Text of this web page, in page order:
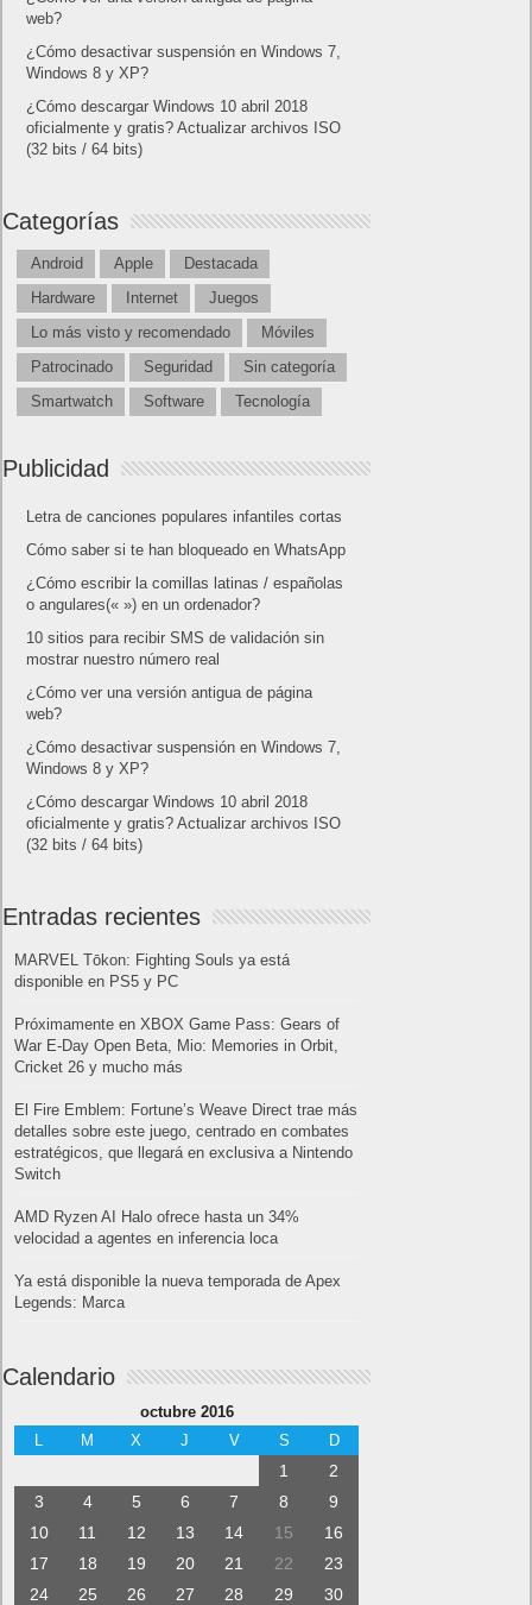
web?
¿Cómo desactivar suspensión en Windows 7,
Windows 8 y XP?
¿Cómo descargar Windows 10 abril 2018
oficialmente y gratis? Actualizar archivos ISO
(32 bits / 64 bits)
Categorías
Android Apple
Destacada
Hardware
Internet
Juegos
Lo más visto y recomendado
Móviles
Patrocinado
Seguridad
Sin categoría
Smartwatch
Software Tecnología
Publicidad
Letra de canciones populares infantiles cortas
Cómo saber si te han bloqueado en WhatsApp
¿Cómo escribir la comillas latinas / españolas
o angulares(« ») en un ordenador?
10 sitios para recibir SMS de validación sin
mostrar nuestro número real
¿Cómo ver una versión antigua de página
web?
¿Cómo desactivar suspensión en Windows 7,
Windows 8 y XP?
¿Cómo descargar Windows 10 abril 2018
oficialmente y gratis? Actualizar archivos ISO
(32 bits / 64 bits)
Entradas recientes
MARVEL Tōkon: Fighting Souls ya está
disponible en PS5 y PC
Próximamente en XBOX Game Pass: Gears of
War E-Day Open Beta, Mio: Memories in Orbit,
Cricket 26 y mucho más
El Fire Emblem: Fortune’s Weave Direct trae más
detalles sobre este juego, centrado en combates
estratégicos, que llegará en exclusiva a Nintendo
Switch
AMD Ryzen AI Halo ofrece hasta un 34%
velocidad a agentes en inferencia loca
Ya está disponible la nueva temporada de Apex
Legends: Marca
Calendario
octubre 2016
L
M X J V S D
1
2
3
4 5 6 7 8
9
10
11 12 13 14 15
16
17
18 19 20 21 22
23
24
25 26 27 28 29
30